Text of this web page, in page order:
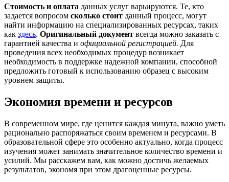
Стоимость и оплата данных услуг варьируются. Те, кто
задается вопросом сколько стоит данный процесс, могут
найти информацию на специализированных ресурсах, таких
как здесь. Оригинальный документ всегда можно заказать с
гарантией качества и официальной регистрацией. Для
проведения всех необходимых процедур возникает
необходимость в поддержке надежной компании, способной
предложить готовый к использованию образец с высоким
уровнем защиты.
Экономия времени и ресурсов
В современном мире, где ценится каждая минута, важно уметь
рационально распоряжаться своим временем и ресурсами. В
образовательной сфере это особенно актуально, когда процесс
изучения может занимать значительное количество времени и
усилий. Мы расскажем вам, как можно достичь желаемых
результатов, экономя при этом драгоценные ресурсы.